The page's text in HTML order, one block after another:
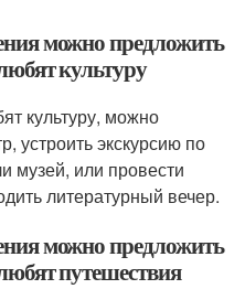
можно предложить
культуру
культуру, можно
устроить экскурсию по
музей, или провести
литературный вечер.
можно предложить
путешествия